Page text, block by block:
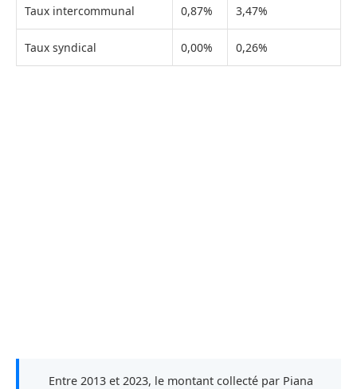
Taux intercommunal 0,87% 3,47%
Taux syndical 0,00% 0,26%
Entre 2013 et 2023, le montant collecté par Piana